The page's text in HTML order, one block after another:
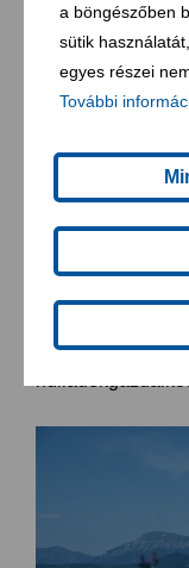
a böngészőben
sütik
egyes részei
További
Mi
mint nap?
Korszerű
tároló
partnereinknek
megfelelő,